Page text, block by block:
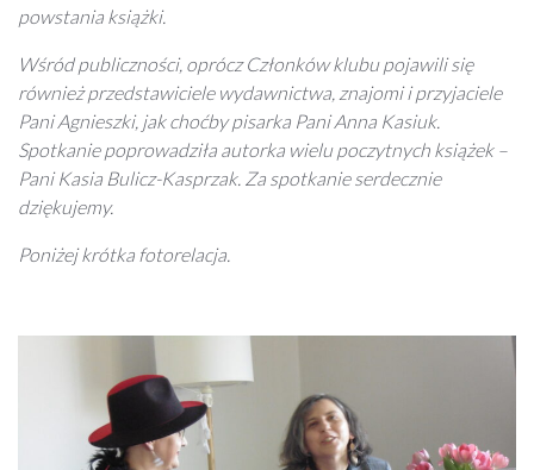
powstania książki.
Wśród publiczności, oprócz Członków klubu pojawili się
również przedstawiciele wydawnictwa, znajomi i przyjaciele
Pani Agnieszki, jak choćby pisarka Pani Anna Kasiuk.
Spotkanie poprowadziła autorka wielu poczytnych książek –
Pani Kasia Bulicz-Kasprzak. Za spotkanie serdecznie
dziękujemy.
Poniżej krótka fotorelacja.